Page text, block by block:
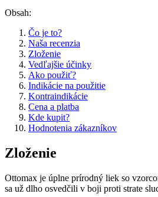
Obsah:
Čo je to?
Naša recenzia
Zloženie
Vedľajšie účinky
Ako použiť?
Indikácie na použitie
Kontraindikácie
Cena a platba
Kde kupit?
Hodnotenia zákazníkov
Zloženie
Ottomax je úplne prírodný liek so
sa už dlho osvedčili v boji proti strate